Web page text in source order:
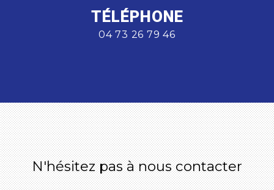
TÉLÉPHONE
04 73 26 79 46
N'hésitez pas à nous contacter